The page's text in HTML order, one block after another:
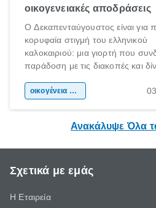
οικογενειακές αποδράσεις
Ο Δεκαπενταύγουστος είναι για
κορυφαία στιγμή του ελληνικού
καλοκαιριού: μια γιορτή που
παράδοση με τις διακοπές και
χώρας. Είτε πρόκειται για λίγες
οικογένεια & παιδί
Ανακάλυψε Όλα
Σχετικά με εμάς
Η Εταιρεία